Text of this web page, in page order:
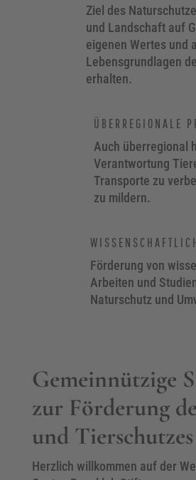
Ziel des
und Landschaft auf
eigenen Wertes und
Lebensgrundlagen
erhalten.
ÜBERREGIONALE
Auch überregional
Verantwortung
Transporte zu
zu mildern.
Förderung von
Arbeiten und
Naturschutz und
Gemeinnützige
zur Förderung
und Tierschutzes
Herzlich willkommen auf der